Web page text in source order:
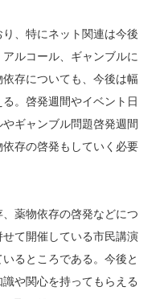
、特にネット関連は今後
ルコール、ギャンブルに
存についても、今後は幅
。啓発週間やイベント日
ギャンブル問題啓発週間
存の啓発もしていく必要
薬物依存の啓発などにつ
て開催している市民講演
るところである。今後と
や関心を持ってもらえる